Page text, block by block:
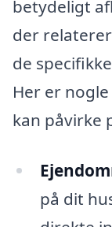
betydeligt
der
de
Her er
kan påvirke
på dit